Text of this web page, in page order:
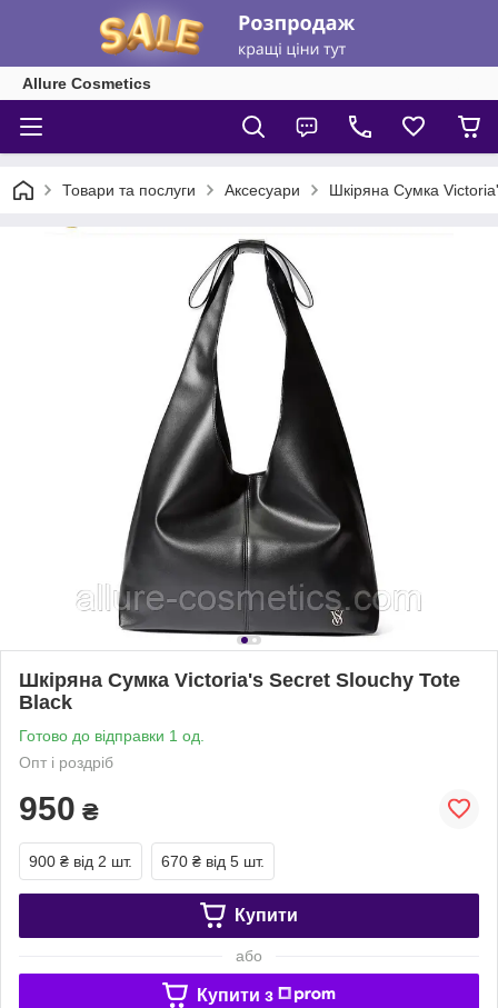
Allure Cosmetics
Товари та послуги Аксесуари Шкіряна Сумка
Шкіряна Сумка Victoria's Secret Slouchy Tote
Black
Готово до відправки 1 од.
Опт і роздріб
950 ₴
900 ₴ від 2 шт. 670 ₴ від 5 шт.
Купити
або
Купити з